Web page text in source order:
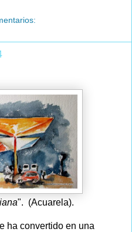
". (Acuarela).
ha convertido en una